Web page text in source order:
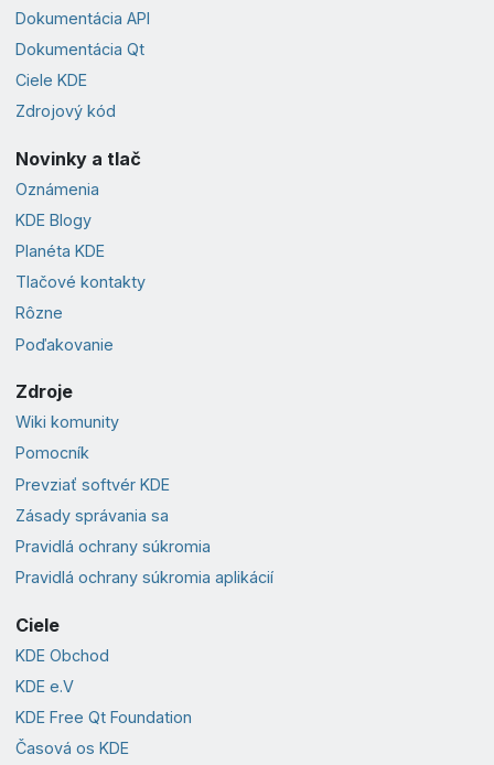
Dokumentácia API
Dokumentácia Qt
Ciele KDE
Zdrojový kód
Novinky a tlač
Oznámenia
KDE Blogy
Planéta KDE
Tlačové kontakty
Rôzne
Poďakovanie
Zdroje
Wiki komunity
Pomocník
Prevziať softvér KDE
Zásady správania sa
Pravidlá ochrany súkromia
Pravidlá ochrany súkromia aplikácií
Ciele
KDE Obchod
KDE e.V
KDE Free Qt Foundation
Časová os KDE